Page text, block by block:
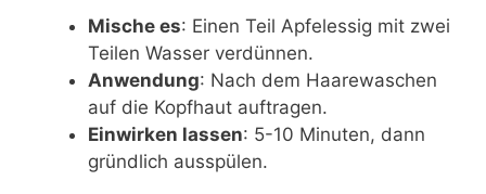
Mische es: Einen Teil Apfelessig mit zwei
Teilen Wasser verdünnen.
Anwendung: Nach dem Haarewaschen
auf die Kopfhaut auftragen.
Einwirken lassen: 5-10 Minuten, dann
gründlich ausspülen.